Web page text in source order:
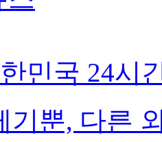
민국 24시
기뿐, 다른